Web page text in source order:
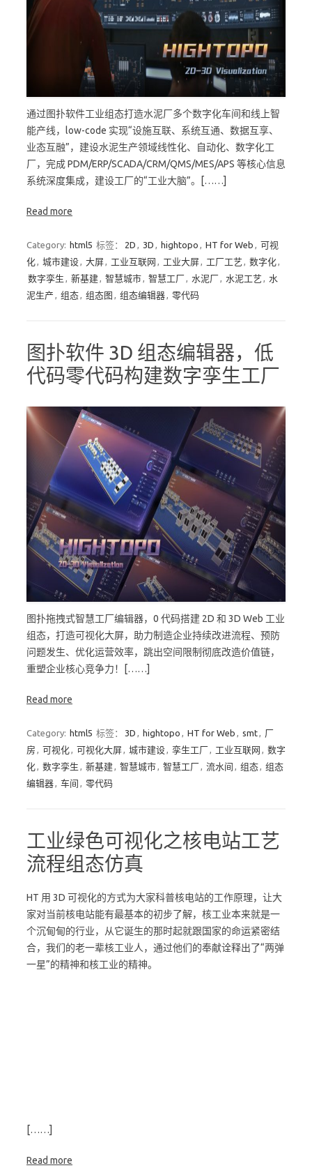
通过图扑软件工业组态打造水泥厂多个数字化车间和线上智
能产线，low-code 实现“设施互联、系统互通、数据互享、
业态互融”，建设水泥生产领域线性化、自动化、数字化工
厂，完成 PDM/ERP/SCADA/CRM/QMS/MES/APS 等核心信息
系统深度集成，建设工厂的“工业大脑”。[……]
Read more
Category: html5 标签： 2D , 3D , hightopo , HT for Web , 可视
化, 城市建设, 大屏, 工业互联网 , 工业大屏, 工厂工艺 , 数字化,
数字孪生 , 新基建, 智慧城市, 智慧工厂, 水泥厂, 水泥工艺 , 水
泥生产 , 组态, 组态图 , 组态编辑器, 零代码
图扑软件 3D 组态编辑器，低
代码零代码构建数字孪生工厂
图扑拖拽式智慧工厂编辑器，0 代码搭建 2D 和 3D Web 工业
组态，打造可视化大屏，助力制造企业持续改进流程、预防
问题发生、优化运营效率，跳出空间限制彻底改造价值链，
重塑企业核心竞争力！[……]
Read more
Category: html5 标签： 3D , hightopo , HT for Web , smt, 厂
房 , 可视化, 可视化大屏, 城市建设, 孪生工厂, 工业互联网 , 数字
化, 数字孪生 , 新基建, 智慧城市, 智慧工厂, 流水间 , 组态, 组态
编辑器, 车间 , 零代码
工业绿色可视化之核电站工艺
流程组态仿真
HT 用 3D 可视化的方式为大家科普核电站的工作原理，让大
家对当前核电站能有最基本的初步了解，核工业本来就是一
个沉甸甸的行业，从它诞生的那时起就跟国家的命运紧密结
合，我们的老一辈核工业人，通过他们的奉献诠释出了“两弹
一星”的精神和核工业的精神。
Read more
Category:html5